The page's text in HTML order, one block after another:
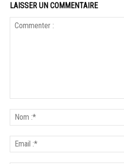
LAISSER UN COMMENTAIRE